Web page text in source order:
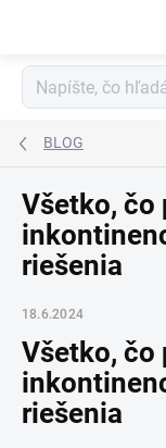
BLOG
Všetko, čo
riešenia
18.6.2024
Všetko, čo
riešenia